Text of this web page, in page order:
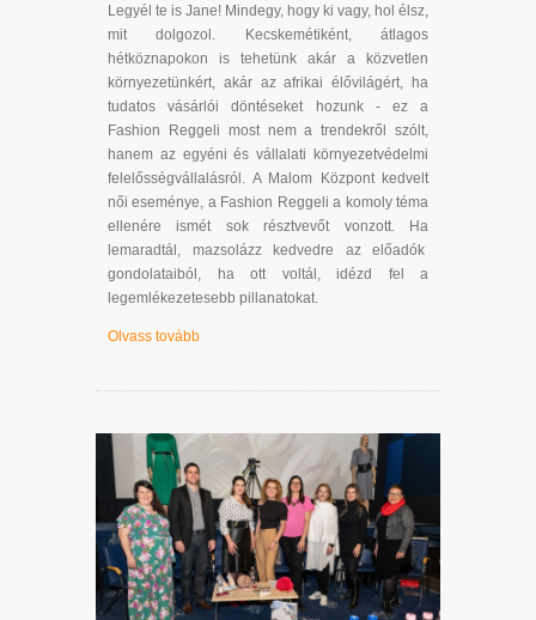
Legyél te is Jane! Mindegy, hogy ki vagy, hol élsz,
mit dolgozol. Kecskemétiként, átlagos
hétköznapokon is tehetünk akár a közvetlen
környezetünkért, akár az afrikai élővilágért, ha
tudatos vásárlói döntéseket hozunk - ez a
Fashion Reggeli most nem a trendekről szólt,
hanem az egyéni és vállalati környezetvédelmi
felelősségvállalásról. A Malom Központ kedvelt
női eseménye, a Fashion Reggeli a komoly téma
ellenére ismét sok résztvevőt vonzott. Ha
lemaradtál, mazsolázz kedvedre az előadók
gondolataiból, ha ott voltál, idézd fel a
legemlékezetesebb pillanatokat.
Olvass tovább